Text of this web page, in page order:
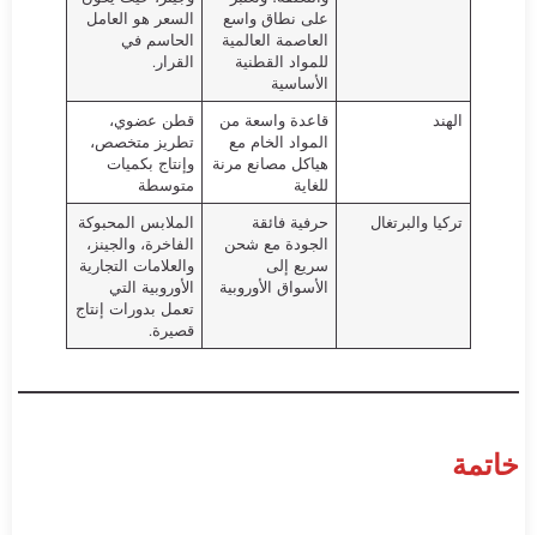
على نطاق واسع
العاصمة العالمية
للمواد القطنية
الأساسية
السعر هو العامل
الحاسم في
القرار.
الهند
قاعدة واسعة من
المواد الخام مع
هياكل مصانع مرنة
للغاية
قطن عضوي،
تطريز متخصص،
وإنتاج بكميات
متوسطة
تركيا والبرتغال
حرفية فائقة
الجودة مع شحن
سريع إلى
الأسواق الأوروبية
الملابس المحبوكة
الفاخرة، والجينز،
والعلامات التجارية
الأوروبية التي
تعمل بدورات إنتاج
قصيرة.
خاتمة